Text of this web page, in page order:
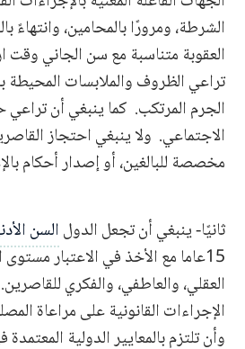
الشرطة، ومرورًا بالمحامين، وانتهاءً
العقوبة متناسبة مع سن الجاني وقت
تراعي الظروف والملابسات المحيطة
الجرم المرتكب. كما ينبغي أن
الاجتماعي. ولا ينبغي احتجاز
مخصصة للبالغين، أو إصدار أحكام
ثانيًا- ينبغي أن تجعل الدولالسن
15عاما مع الأخذ في الاعتبار
العقلي، والعاطفي، والفكري
الإجراءات القانونية على مراعاة
وأن تلتزم بالمعايير الدولية